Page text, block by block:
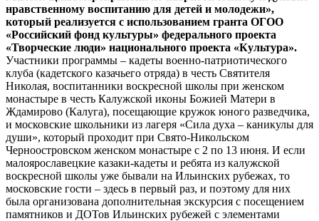
нравственному воспитанию для детей и молодежи»,
который реализуется с использованием гранта ОГОО
«Российский фонд культуры» федерального проекта
«Творческие люди» национального проекта «Культура».
Участники программы – кадеты военно-патриотического
клуба (кадетского казачьего отряда) в честь Святителя
Николая, воспитанники воскресной школы при женском
монастыре в честь Калужской иконы Божией Матери в
Ждамирово (Калуга), посещающие кружок юного разведчика,
и московские школьники из лагеря «Сила духа – каникулы для
души», который проходит при Свято-Никольском
Черноостровском женском монастыре с 2 по 13 июня. И если
малоярославецкие казаки-кадеты и ребята из калужской
воскресной школы уже бывали на Ильинских рубежах, то
московские гости – здесь в первый раз, и поэтому для них
была организована дополнительная экскурсия с посещением
памятников и ДОТов Ильинских рубежей с элементами